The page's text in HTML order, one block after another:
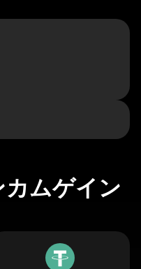
ムゲイン